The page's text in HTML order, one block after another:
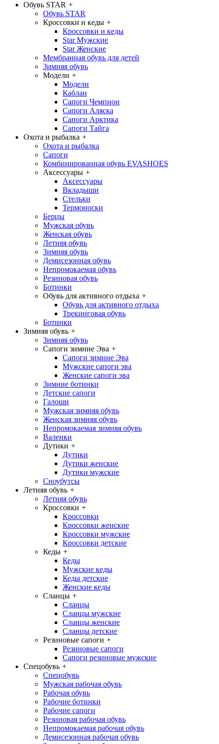
Обувь STAR +
Обувь STAR
Кроссовки и кеды +
Кроссовки и кеды
Star Мужские
Star Женские
Мембранная обувь для детей
Зимняя обувь
Модели +
Модели
Каблан
Сапоги Чемпион
Сапоги Аляска
Сапоги Арктика
Сапоги Тайга
Охота и рыбалка +
Охота и рыбалка
Сапоги
Комбинированная обувь EVASHOES
Аксессуары +
Аксессуары
Вкладыши
Стельки
Термоноски
Берцы
Мужская обувь
Женская обувь
Летняя обувь
Зимняя обувь
Демисезонная обувь
Непромокаемая обувь
Резиновая обувь
Ботинки
Обувь для активного отдыха +
Обувь для активного отдыха
Трекинговая обувь
Ботинки
Зимняя обувь +
Зимняя обувь
Сапоги зимние Эва +
Сапоги зимние Эва
Мужские сапоги эва
Женские сапоги эва
Зимние ботинки
Детские сапоги
Галоши
Мужская зимняя обувь
Женская зимняя обувь
Непромокаемая зимняя обувь
Валенки
Дутики +
Дутики
Дутики женские
Дутики мужские
Сноубутсы
Летняя обувь +
Летняя обувь
Кроссовки +
Кроссовки
Кроссовки женские
Кроссовки мужские
Кроссовки детские
Кеды +
Кеды
Мужские кеды
Кеды детские
Женские кеды
Сланцы +
Сланцы
Сланцы мужские
Сланцы женские
Сланцы детские
Резиновые сапоги +
Резиновые сапоги
Сапоги резиновые мужские
Спецобувь +
Спецобувь
Мужская рабочая обувь
Рабочая обувь
Рабочие ботинки
Рабочие сапоги
Резиновая рабочая обувь
Непромокаемая рабочая обувь
Демисезонная рабочая обувь